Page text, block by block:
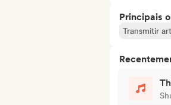
Principais
Transmitir